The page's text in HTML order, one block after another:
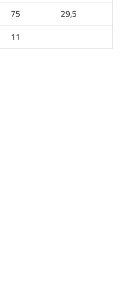
75
29,5
11